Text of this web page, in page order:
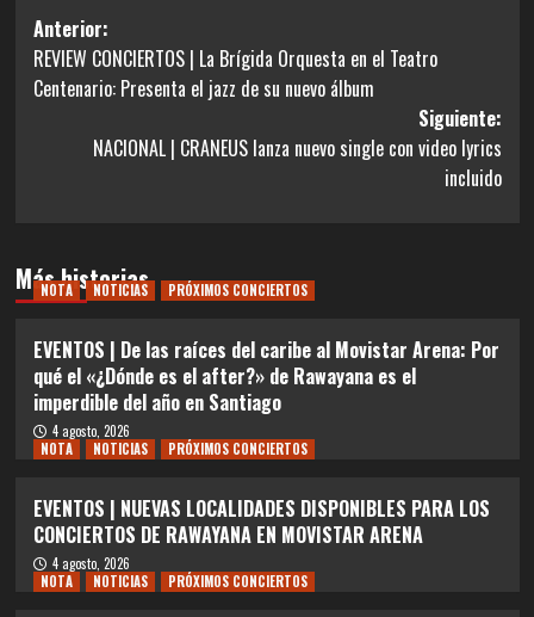
Navegación
de
entradas
Anterior:
REVIEW CONCIERTOS | La Brígida Orquesta en el Teatro
Centenario: Presenta el jazz de su nuevo álbum
Siguiente:
NACIONAL | CRANEUS lanza nuevo single con video lyrics
incluido
Más historias
NOTA NOTICIAS PRÓXIMOS CONCIERTOS
EVENTOS | De las raíces del caribe al Movistar Arena: Por
qué el «¿Dónde es el after?» de Rawayana es el
imperdible del año en Santiago
4 agosto, 2026
NOTA
NOTICIAS PRÓXIMOS CONCIERTOS
EVENTOS | NUEVAS LOCALIDADES DISPONIBLES PARA LOS
CONCIERTOS DE RAWAYANA EN MOVISTAR ARENA
4 agosto, 2026
NOTA
NOTICIAS PRÓXIMOS CONCIERTOS